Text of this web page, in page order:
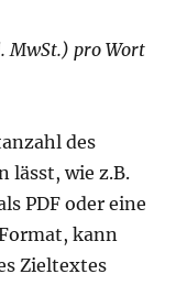
MwSt.) pro Wort
des
lässt, wie z.B.
PDF oder eine
kann
Zieltextes